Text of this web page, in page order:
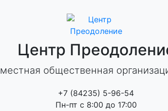
Центр
общественная
+7 (84235) 5-96-54
Пн-пт с 8:00 до 17:00